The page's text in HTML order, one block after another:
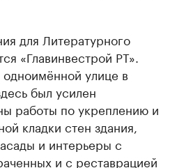
для Литературного
«Главинвестрой РТ».
улице в
был усилен
работы по укреплению и
кладки стен здания,
и интерьеры с
и с реставрацией